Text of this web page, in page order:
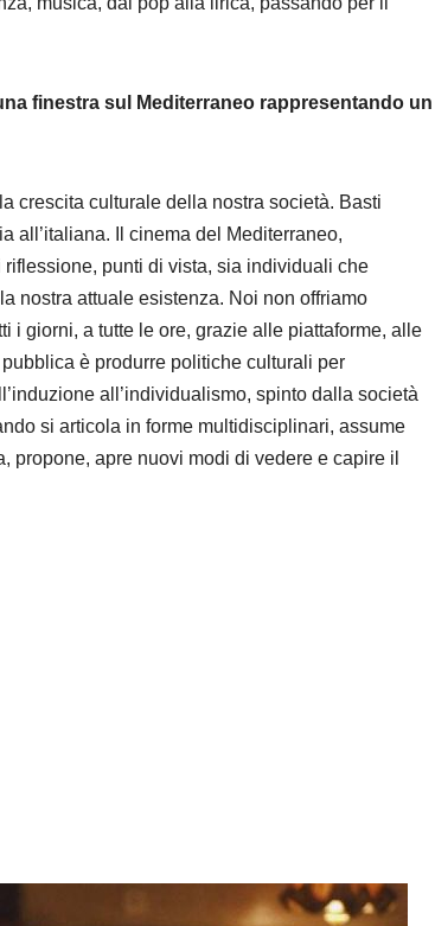
finestra sul Mediterraneo rappresentando un
crescita culturale della nostra società. Basti
all’italiana. Il cinema del Mediterraneo,
punti di vista, sia individuali che
nostra attuale esistenza. Noi non offriamo
i giorni, a tutte le ore, grazie alle piattaforme, alle
è produrre politiche culturali per
all’individualismo, spinto dalla società
si articola in forme multidisciplinari, assume
propone, apre nuovi modi di vedere e capire il